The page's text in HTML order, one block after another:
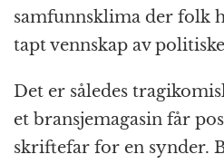
samfunnsklima der folk
tapt vennskap av
Det er således
et bransjemagasin får
skriftefar for en synder.